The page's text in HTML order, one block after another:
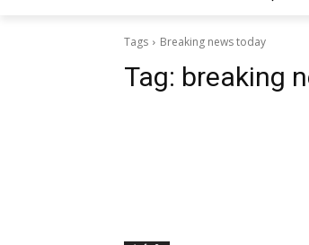
Tags Breaking news today
Tag: breaking